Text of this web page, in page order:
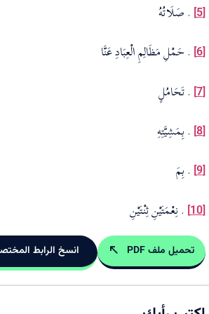
[5] . صَلَاتُهُ
[6] . حَمْلِ مَظَالِمِ الْعِبَادِ عَنَّا
[7] . تَحَامُلٍ
[8] . بِمَشِيَّتِهِ
[9] . بِمَ
[10] . نِعْمَتَيْنِ ثِنْتَيْنِ
تحميل ملف PDF انسخ الرابط